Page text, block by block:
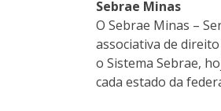
Sebrae Minas
O Sebrae Minas –
associativa de
o Sistema Sebrae,
cada estado da